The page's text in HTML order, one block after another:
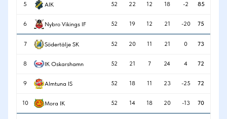
5 AIK 52 22 12 18 -2 85
6 Nybro Vikings IF 52 19 12 21 -20 75
7 Södertälje SK 52 20 11 21 0 73
8 IK Oskarshamn 52 21 7 24 4 72
9 Almtuna IS 52 18 11 23 -25 72
10 Mora IK 52 14 18 20 -13 70